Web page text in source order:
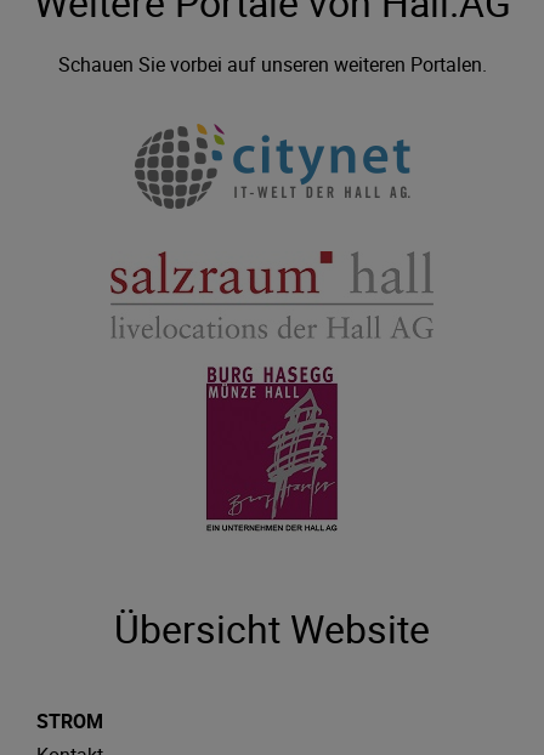
Schauen Sie vorbei auf unseren weiteren Portalen.
Übersicht Website
STROM